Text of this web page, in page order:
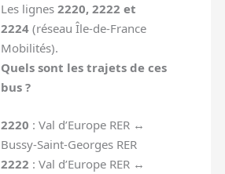
Les lignes2220, 2222 et
2224 (réseau Île-de-France
Mobilités).
Quels sont les trajets de ces
bus ?
2220 : Val d’Europe RER ↔
Bussy-Saint-Georges RER
2222 : Val d’Europe RER ↔